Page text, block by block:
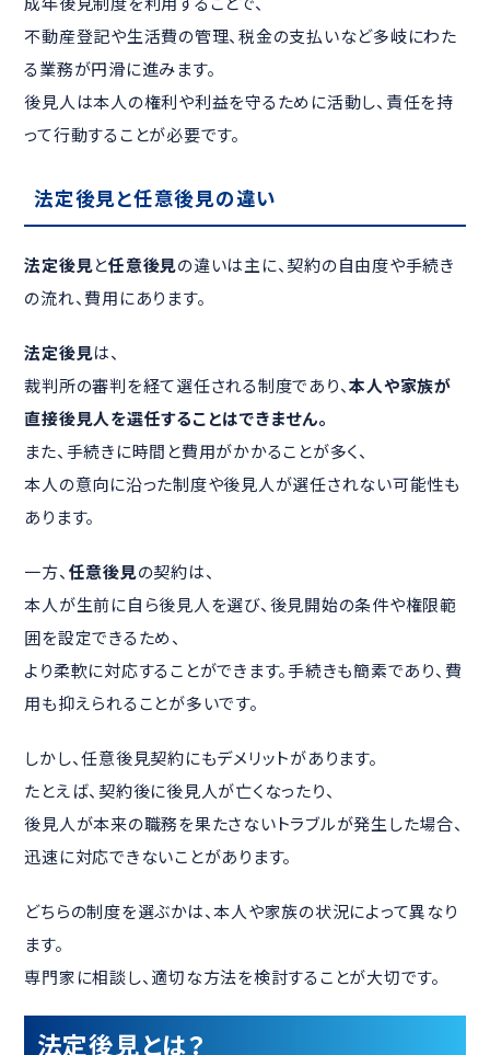
不動産登記や生活費の管理、税金の支払いなど多岐にわた
る業務が円滑に進みます。
後見人は本人の権利や利益を守るために活動し、責任を持
って行動することが必要です。
法定後見と任意後見の違い
法定後見と任意後見の違いは主に、契約の自由度や手続き
の流れ、費用にあります。
法定後見は、
裁判所の審判を経て選任される制度であり、本人や家族が
直接後見人を選任することはできません。
また、手続きに時間と費用がかかることが多く、
本人の意向に沿った制度や後見人が選任されない可能性も
あります。
一方、 任意後見の契約は、
本人が生前に自ら後見人を選び、後見開始の条件や権限範
囲を設定できるため、
より柔軟に対応することができます。手続きも簡素であり、費
用も抑えられることが多いです。
しかし、任意後見契約にもデメリットがあります。
たとえば、契約後に後見人が亡くなったり、
後見人が本来の職務を果たさないトラブルが発生した場合、
迅速に対応できないことがあります。
どちらの制度を選ぶかは、本人や家族の状況によって異なり
ます。
専門家に相談し、適切な方法を検討することが大切です。
法定後見とは？